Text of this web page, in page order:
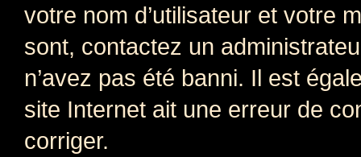
votre nom d’utilisateur et votre
sont, contactez un
n’avez pas été banni. Il est
site Internet ait une erreur de
corriger.